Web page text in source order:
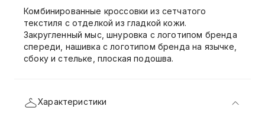
Комбинированные кроссовки из сетчатого
текстиля с отделкой из гладкой кожи.
Закругленный мыс, шнуровка с логотипом бренда
спереди, нашивка с логотипом бренда на язычке,
сбоку и стельке, плоская подошва.
Характеристики